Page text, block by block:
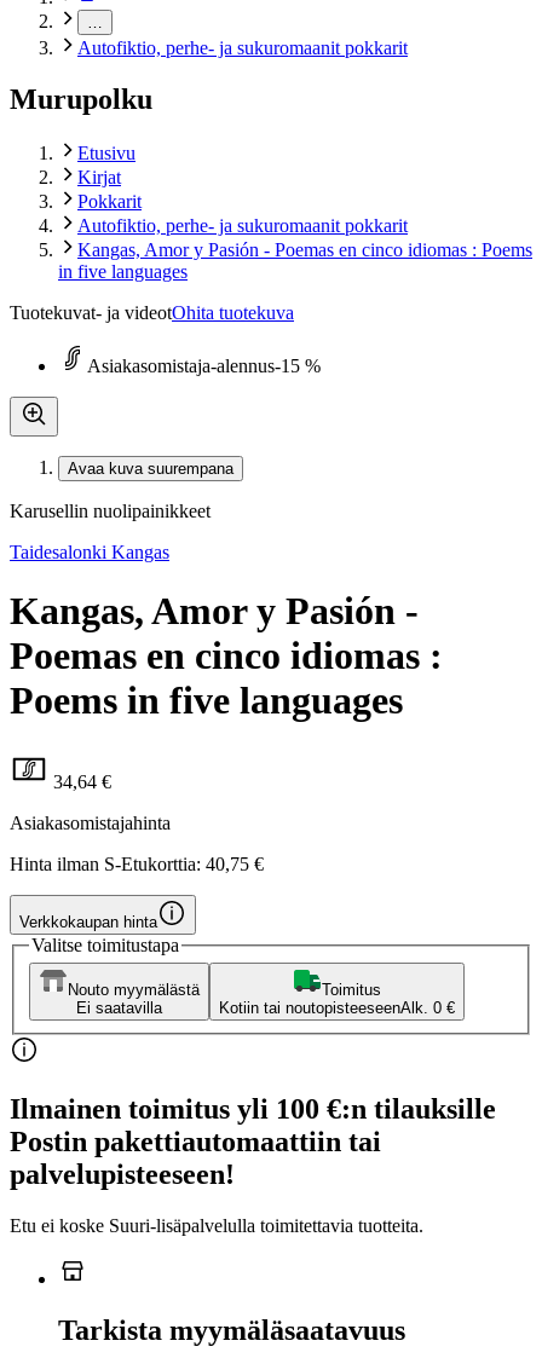
Autofiktio, perhe- ja sukuromaanit pokkarit
Murupolku
Etusivu
Kirjat
Pokkarit
Autofiktio, perhe- ja sukuromaanit pokkarit
Kangas, Amor y Pasión - Poemas en cinco idiomas : Poems
in five languages
Tuotekuvat- ja videotOhita tuotekuva
Asiakasomistaja-alennus-15 %
Avaa kuva suurempana
Karusellin nuolipainikkeet
Taidesalonki Kangas
Kangas, Amor y Pasión -
Poemas en cinco idiomas :
Poems in five languages
34,64 €
Asiakasomistajahinta
Hinta ilman S-Etukorttia: 40,75 €
Verkkokaupan hinta
Valitse toimitustapa
Nouto myymälästä
Ei saatavilla
Toimitus
Kotiin tai noutopisteeseenAlk. 0 €
Ilmainen toimitus yli 100 €:n tilauksille
Postin pakettiautomaattiin tai
palvelupisteeseen!
Etu ei koske Suuri‑lisäpalvelulla toimitettavia tuotteita.
Tarkista myymäläsaatavuus